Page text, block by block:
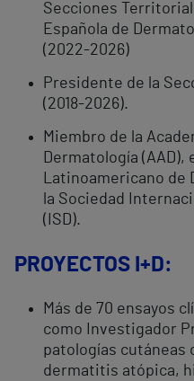
Secciones
Española de
(2022-2026)
Presidente de la
(2018-2026).
Miembro de la
Dermatología (AAD),
Latinoamericano de
la Sociedad
(ISD).
PROYECTOS I+D:
Más de 70 ensayos
como Investigador
patologías cutáneas
dermatitis atópica,